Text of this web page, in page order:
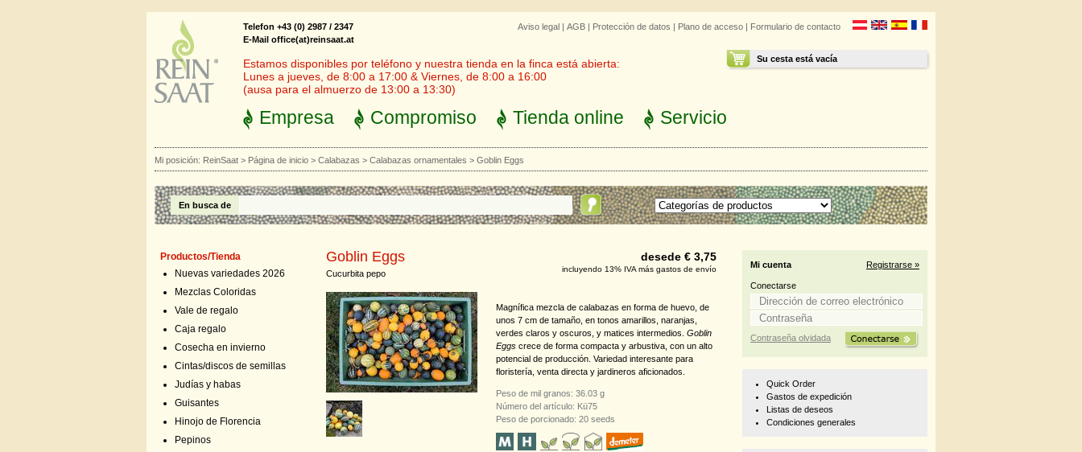
Aviso legal | AGB | Protección de datos | Plano de acceso | Formulario de contacto
Su cesta está vacía
Telefon +43 (0) 2987 / 2347
E-Mail office(at)reinsaat.at
Estamos disponibles por teléfono y nuestra tienda en la finca está abierta:
Lunes a jueves, de 8:00 a 17:00 & Viernes, de 8:00 a 16:00
(ausa para el almuerzo de 13:00 a 13:30)
Empresa Compromiso Tienda online Servicio
Mi posición: ReinSaat > Página de inicio > Calabazas > Calabazas ornamentales > Goblin Eggs
En busca de
Productos/Tienda
Nuevas variedades 2026
Mezclas Coloridas
Vale de regalo
Caja regalo
Cosecha en invierno
Cintas/discos de semillas
Judías y habas
Guisantes
Hinojo de Florencia
Pepinos
Goblin Eggs
Cucurbita pepo
desede € 3,75
incluyendo 13% IVA más gastos de envío
Magnífica mezcla de calabazas en forma de huevo, de
unos 7 cm de tamaño, en tonos amarillos, naranjas,
verdes claros y oscuros, y matices intermedios. Goblin
Eggs crece de forma compacta y arbustiva, con un alto
potencial de producción. Variedad interesante para
floristería, venta directa y jardineros aficionados.
Peso de mil granos: 36.03 g
Número del artículo: Kü75
Peso de porcionado: 20 seeds
Mi cuenta Registrarse »
Conectarse
Contraseña olvidada
Quick Order
Gastos de expedición
Listas de deseos
Condiciones generales